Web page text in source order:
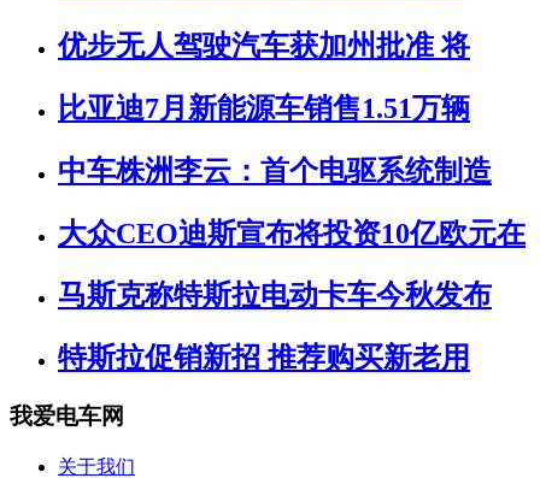
优步无人驾驶汽车获加州批准 将
比亚迪7月新能源车销售1.51万辆
中车株洲李云：首个电驱系统制造
大众CEO迪斯宣布将投资10亿欧元在
马斯克称特斯拉电动卡车今秋发布
特斯拉促销新招 推荐购买新老用
我爱电车网
关于我们